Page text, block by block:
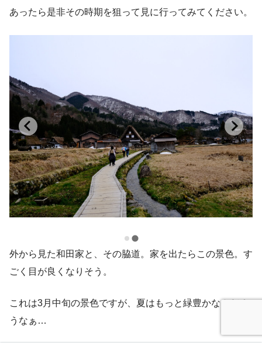
あったら是非その時期を狙って見に行ってみてください。
外から見た和田家と、その脇道。家を出たらこの景色。す
ごく目が良くなりそう。
これは3月中旬の景色ですが、夏はもっと緑豊かなんだろ
うなぁ…